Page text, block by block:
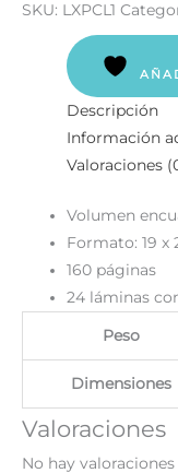
SKU: LXPCL1
Descripción
Información
Valoraciones
Volumen
Formato: 19 x
160 páginas
24 láminas
Peso
Dimensiones
Valoraciones
No hay valoraciones